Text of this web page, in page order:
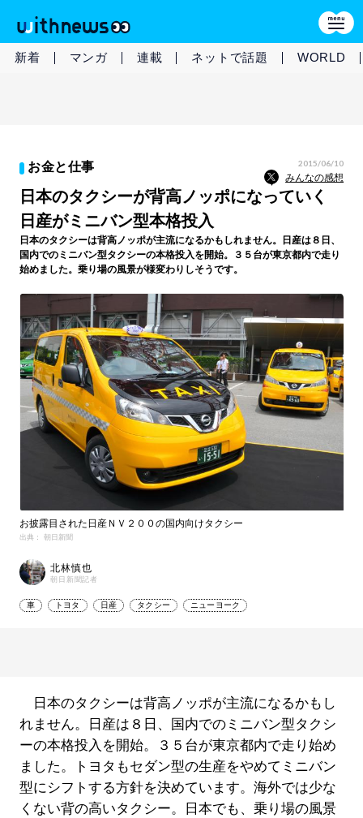
新着 マンガ 連載 ネットで話題 WORLD
お金と仕事 2015/06/10
みんなの感想
日本のタクシーが背高ノッポになっていく
日産がミニバン型本格投入
日本のタクシーは背高ノッポが主流になるかもしれません。日産は８日、
国内でのミニバン型タクシーの本格投入を開始。３５台が東京都内で走り
始めました。乗り場の風景が様変わりしそうです。
お披露目された日産ＮＶ２００の国内向けタクシー
出典： 朝日新聞
北林慎也
朝日新聞記者
車 トヨタ 日産 タクシー ニューヨーク
日本のタクシーは背高ノッポが主流になるかもし
れません。日産は８日、国内でのミニバン型タクシ
ーの本格投入を開始。３５台が東京都内で走り始め
ました。トヨタもセダン型の生産をやめてミニバン
型にシフトする方針を決めています。海外では少な
くない背の高いタクシー。日本でも、乗り場の風景